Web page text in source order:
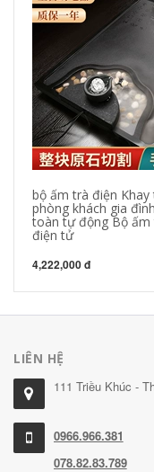
bộ ấm trà điện
phòng khách gia
toàn tự động Bộ ấm
điện tử
4,222,000 đ
LIÊN HỆ
111 Triều Khúc -
0966.966.381
078.82.83.789